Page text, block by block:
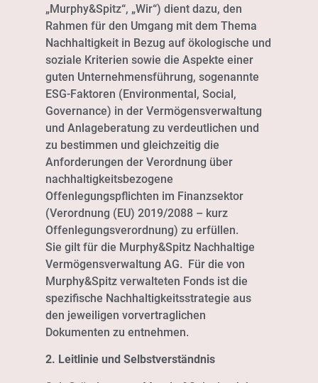
„Murphy&Spitz“, „Wir“) dient dazu, den
Rahmen für den Umgang mit dem Thema
Nachhaltigkeit in Bezug auf ökologische und
soziale Kriterien sowie die Aspekte einer
guten Unternehmensführung, sogenannte
ESG-Faktoren (Environmental, Social,
Governance) in der Vermögensverwaltung
und Anlageberatung zu verdeutlichen und
zu bestimmen und gleichzeitig die
Anforderungen der Verordnung über
nachhaltigkeitsbezogene
Offenlegungspflichten im Finanzsektor
(Verordnung (EU) 2019/2088 – kurz
Offenlegungsverordnung) zu erfüllen.
Sie gilt für die Murphy&Spitz Nachhaltige
Vermögensverwaltung AG. Für die von
Murphy&Spitz verwalteten Fonds ist die
spezifische Nachhaltigkeitsstrategie aus
den jeweiligen vorvertraglichen
Dokumenten zu entnehmen.
2. Leitlinie und Selbstverständnis